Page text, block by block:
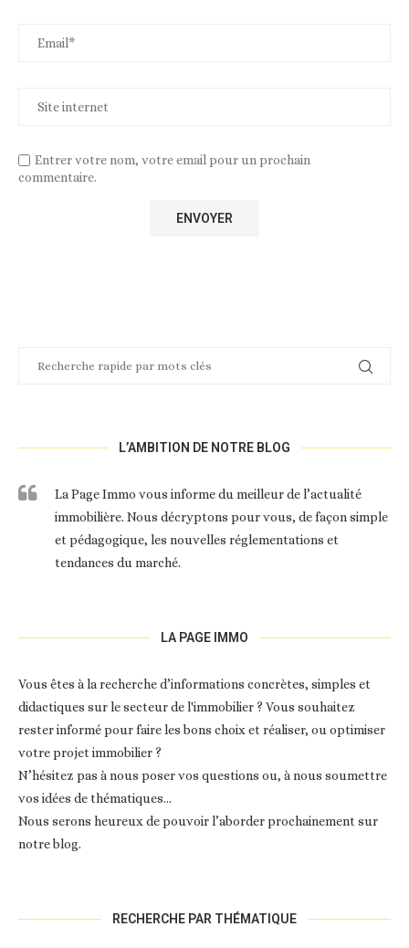
Entrer votre nom, votre email pour un prochain
commentaire.
L’AMBITION DE NOTRE BLOG
La Page Immo vous informe du meilleur de l’actualité
immobilière. Nous décryptons pour vous, de façon simple
et pédagogique, les nouvelles réglementations et
tendances du marché.
LA PAGE IMMO
Vous êtes à la recherche d’informations concrètes, simples et
didactiques sur le secteur de l'immobilier ? Vous souhaitez
rester informé pour faire les bons choix et réaliser, ou optimiser
votre projet immobilier ?
N’hésitez pas à nous poser vos questions ou, à nous soumettre
vos idées de thématiques…
Nous serons heureux de pouvoir l’aborder prochainement sur
notre blog.
RECHERCHE PAR THÉMATIQUE